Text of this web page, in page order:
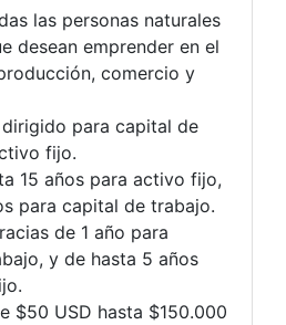
las personas naturales
desean emprender en el
comercio y
para capital de
fijo.
15 años para activo fijo,
para capital de trabajo.
de 1 año para
y de hasta 5 años
$50 USD hasta $150.000